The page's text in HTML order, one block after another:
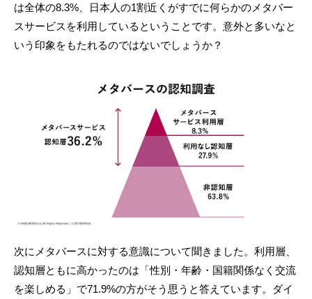
は全体の8.3%、日本人の1割近くがすでに何らかのメタバー
スサービスを利用しているということです。意外と多いなと
いう印象をもたれるのではないでしょうか？
次にメタバースに対する意識について聞きました。利用層、
認知層ともに高かったのは「性別・年齢・国籍関係なく交流
を楽しめる」で71.9%の方がそう思うと答えています。ダイ